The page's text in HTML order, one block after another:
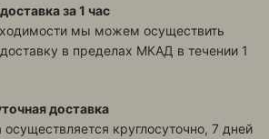
за 1 час
мы можем осуществить
в пределах МКАД в течении 1
доставка
осуществляется круглосуточно, 7 дней